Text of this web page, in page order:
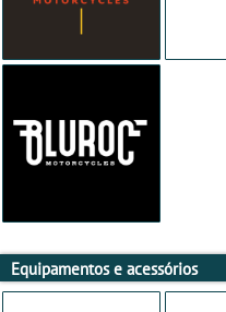
Equipamentos e acessórios